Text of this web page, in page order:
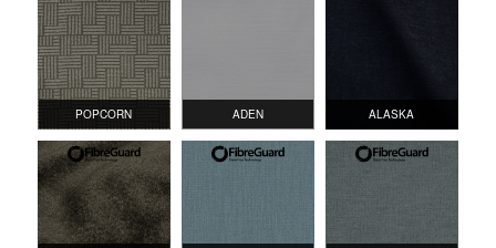
POPCORN ADEN ALASKA